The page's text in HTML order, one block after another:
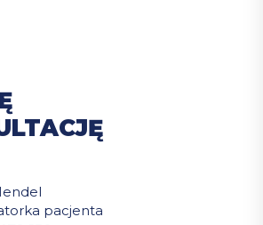
pacjenta